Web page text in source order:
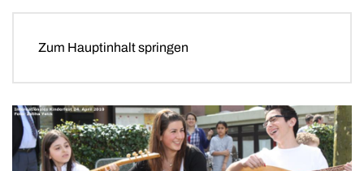
Zum Hauptinhalt springen